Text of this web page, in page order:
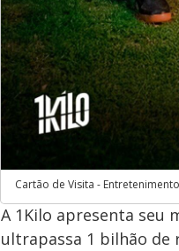
Cartão de Visita - Entretenimento
A 1Kilo apresenta seu
ultrapassa 1 bilhão de